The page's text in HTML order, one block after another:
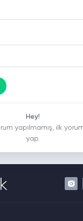
Hey!
yapılmamış, ilk
yap.